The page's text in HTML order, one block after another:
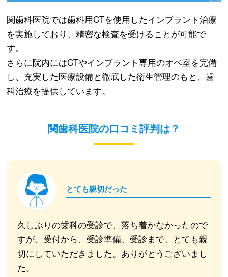
関歯科医院では歯科用CTを使用したインプラント治療
を実施しており、精密な検査を受けることが可能で
す。
さらに院内にはCTやインプラント専用のオペ室を完備
し、充実した医療設備と徹底した衛生管理のもと、歯
科治療を提供しています。
関歯科医院の口コミ評判は？
とても親切だった
久しぶりの歯科の受診で、落ち着かなかったので
すが、受付から、受診準備、受診まで、とても親
切にしていただきました。ありがとうございまし
た。